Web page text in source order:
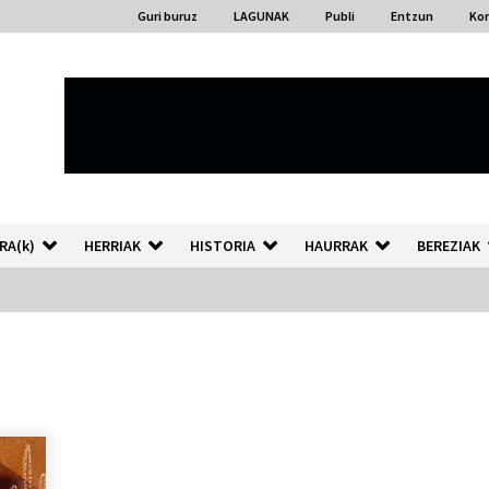
Guri buruz LAGUNAK Publi Entzun
HERRIAK HISTORIA HAURRAK BEREZIAK